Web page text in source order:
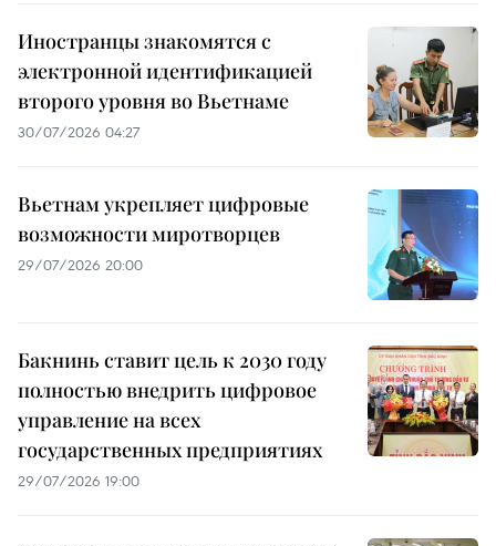
Иностранцы знакомятся с
электронной идентификацией
второго уровня во Вьетнаме
30/07/2026 04:27
Вьетнам укрепляет цифровые
возможности миротворцев
29/07/2026 20:00
Бакнинь ставит цель к 2030 году
полностью внедрить цифровое
управление на всех
государственных предприятиях
29/07/2026 19:00